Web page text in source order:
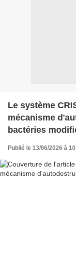
Le système
mécanisme
bactéries
Publié le 13/06/2026 à